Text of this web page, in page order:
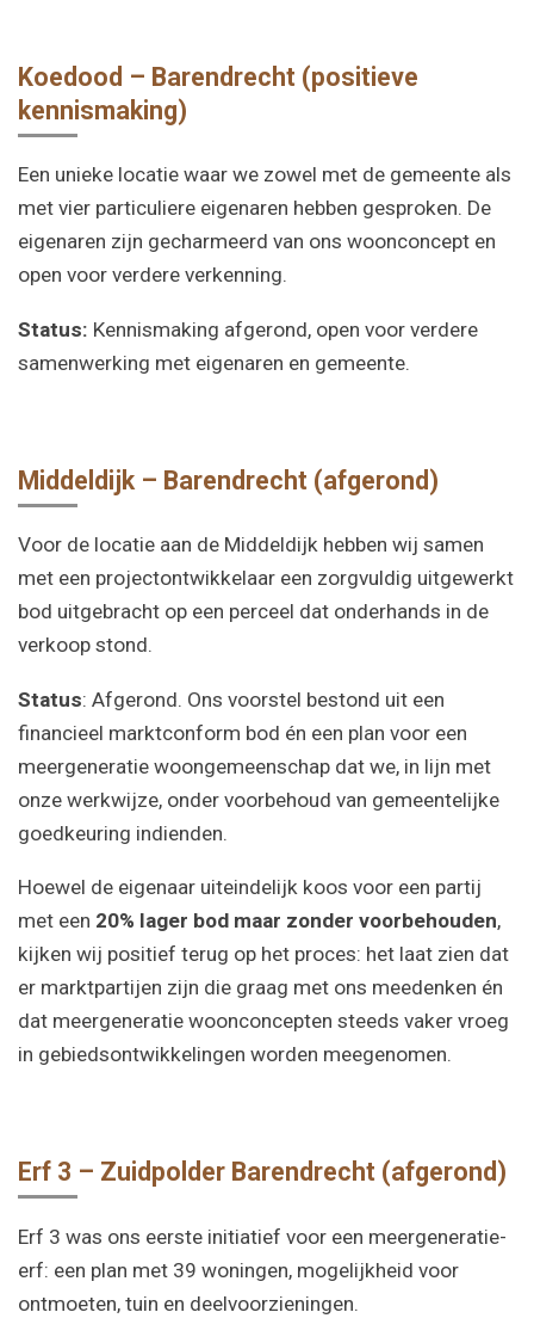
Koedood – Barendrecht (positieve
kennismaking)
Een unieke locatie waar we zowel met de gemeente als
met vier particuliere eigenaren hebben gesproken. De
eigenaren zijn gecharmeerd van ons woonconcept en
open voor verdere verkenning.
Status: Kennismaking afgerond, open voor verdere
samenwerking met eigenaren en gemeente.
Middeldijk – Barendrecht (afgerond)
Voor de locatie aan de Middeldijk hebben wij samen
met een projectontwikkelaar een zorgvuldig uitgewerkt
bod uitgebracht op een perceel dat onderhands in de
verkoop stond.
Status: Afgerond. Ons voorstel bestond uit een
financieel marktconform bod én een plan voor een
meergeneratie woongemeenschap dat we, in lijn met
onze werkwijze, onder voorbehoud van gemeentelijke
goedkeuring indienden.
Hoewel de eigenaar uiteindelijk koos voor een partij
met een 20% lager bod maar zonder voorbehouden,
kijken wij positief terug op het proces: het laat zien dat
er marktpartijen zijn die graag met ons meedenken én
dat meergeneratie woonconcepten steeds vaker vroeg
in gebiedsontwikkelingen worden meegenomen.
Erf 3 – Zuidpolder Barendrecht (afgerond)
Erf 3 was ons eerste initiatief voor een meergeneratie-
erf: een plan met 39 woningen, mogelijkheid voor
ontmoeten, tuin en deelvoorzieningen.